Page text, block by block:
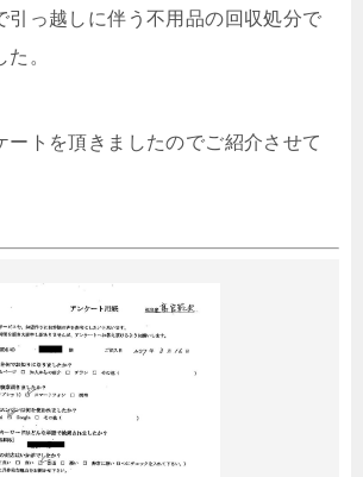
引っ越しに伴う不用品の回収処分で
。
ートを頂きましたのでご紹介させて